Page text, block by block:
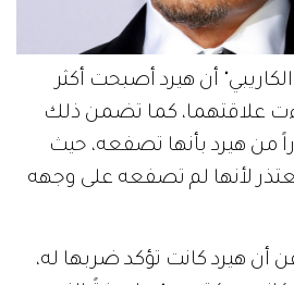
أن هيرد أصبحت أكثر
علاقتهما، كما تضمن ذلك
من هيرد بأنها تصفعه، حيث
لأنها لم تصفعه على وجهه
هيرد كانت تؤكد ضربها له،